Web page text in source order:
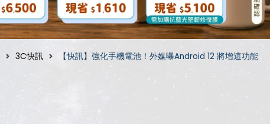
3C快訊 【快訊】強化手機電池！外媒曝Android 12 將增這功能